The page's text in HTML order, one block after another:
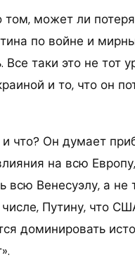
может ли
по войне и
Все таки это не тот
и то, что он
что? Он думает
на всю
всю Венесуэлу, а не
Путину, что
доминировать